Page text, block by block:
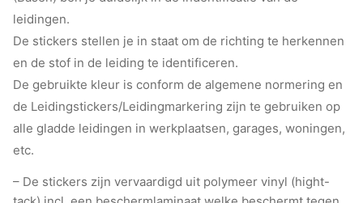
leidingen.
De stickers stellen je in staat om de richting te herkennen
en de stof in de leiding te identificeren.
De gebruikte kleur is conform de algemene normering en
de Leidingstickers/Leidingmarkering zijn te gebruiken op
alle gladde leidingen in werkplaatsen, garages, woningen,
etc.
– De stickers zijn vervaardigd uit polymeer vinyl (hight-